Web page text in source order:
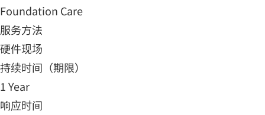
Foundation Care
服务方法
硬件现场
持续时间（期限）
1 Year
响应时间